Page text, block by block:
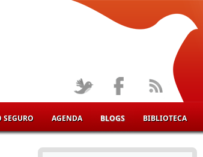
SEGURO AGENDA BLOGS BIBLIOTECA